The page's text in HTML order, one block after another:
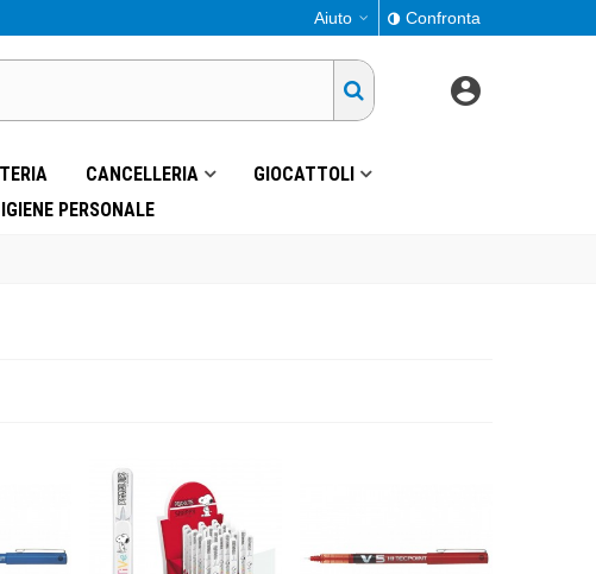
Aiuto Confronta
CANCELLERIA
GIOCATTOLI
IGIENE PERSONALE